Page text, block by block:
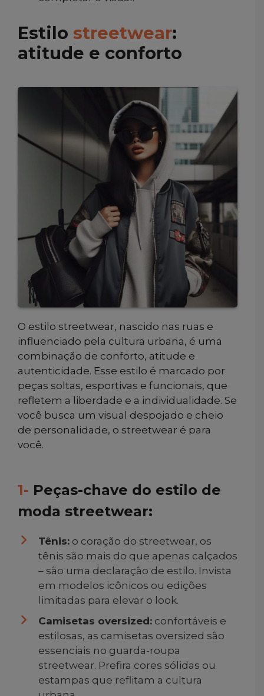
Estilo streetwear:
atitude e conforto
O estilo streetwear, nascido nas ruas e
influenciado pela cultura urbana, é uma
combinação de conforto, atitude e
autenticidade. Esse estilo é marcado por
peças soltas, esportivas e funcionais, que
refletem a liberdade e a individualidade. Se
você busca um visual despojado e cheio
de personalidade, o streetwear é para
você.
1- Peças-chave do estilo de
moda streetwear:
Tênis: o coração do streetwear, os
tênis são mais do que apenas calçados
– são uma declaração de estilo. Invista
em modelos icônicos ou edições
limitadas para elevar o look.
Camisetas oversized: confortáveis e
estilosas, as camisetas oversized são
essenciais no guarda-roupa
streetwear. Prefira cores sólidas ou
estampas que reflitam a cultura